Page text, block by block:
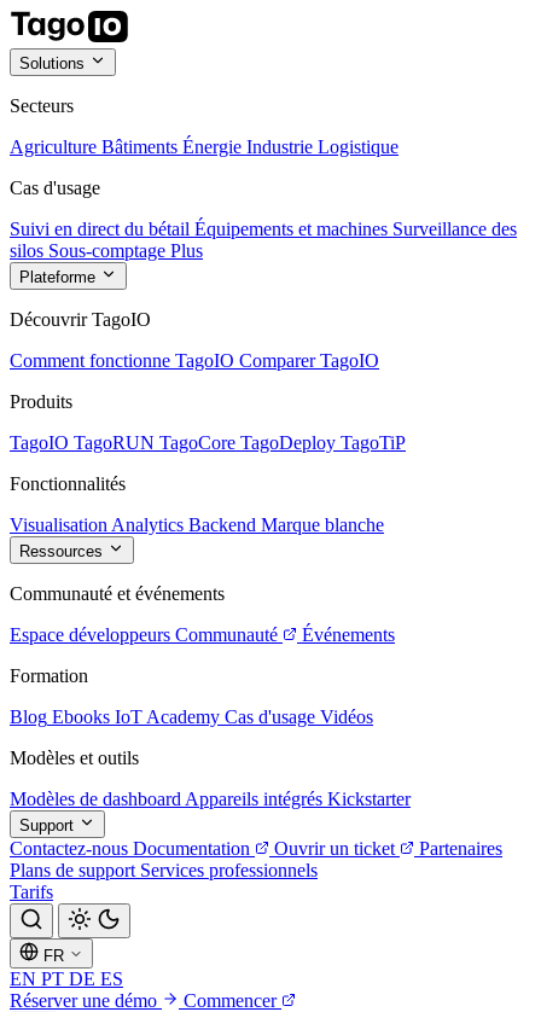
Solutions
Secteurs
Agriculture Bâtiments Énergie Industrie Logistique
Cas d'usage
Suivi en direct du bétail Équipements et machines Surveillance des
silos Sous-comptage Plus
Plateforme
Découvrir TagoIO
Comment fonctionne TagoIO Comparer TagoIO
Produits
TagoIO TagoRUN TagoCore TagoDeploy TagoTiP
Fonctionnalités
Visualisation Analytics Backend Marque blanche
Ressources
Communauté et événements
Espace développeurs Communauté
Événements
Formation
Blog Ebooks IoT Academy Cas d'usage Vidéos
Modèles et outils
Modèles de dashboard Appareils intégrés Kickstarter
Support
Contactez-nous Documentation Ouvrir un ticket
Partenaires
Plans de support Services professionnels
Tarifs
FR
EN PT DE ES
Réserver une démo
Commencer